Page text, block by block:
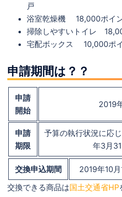
戸
浴室乾燥機 18,000ポイ
掃除しやすいトイレ
宅配ボックス 10,000ポ
申請期間は？？
申請
開始
2019
申請
期限
予算の執行状況に応
年3月31
交換申込期間
2019年10
交換できる商品は国土交通省HP